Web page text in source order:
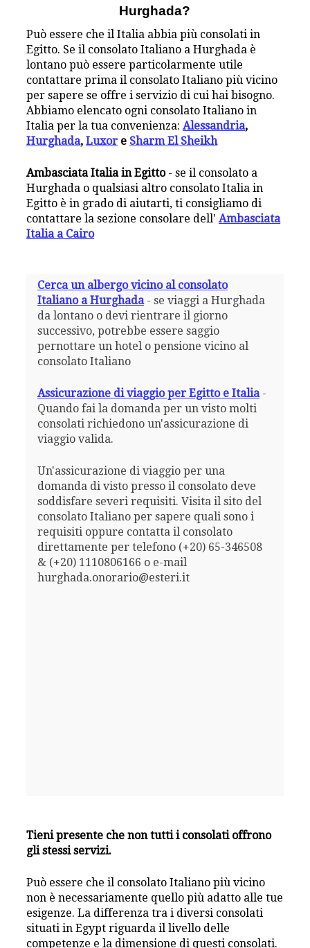
Hurghada?
Può essere che il Italia abbia più consolati in
Egitto. Se il consolato Italiano a Hurghada è
lontano può essere particolarmente utile
contattare prima il consolato Italiano più vicino
per sapere se offre i servizio di cui hai bisogno.
Abbiamo elencato ogni consolato Italiano in
Italia per la tua convenienza:Alessandria,
Hurghada,Luxor e Sharm El Sheikh
Ambasciata Italia in Egitto- se il consolato a
Hurghada o qualsiasi altro consolato Italia in
Egitto è in grado di aiutarti, ti consigliamo di
contattare la sezione consolare dell'Ambasciata
Italia a Cairo
Cerca un albergo vicino al consolato
Italiano a Hurghada- se viaggi a Hurghada
da lontano o devi rientrare il giorno
successivo, potrebbe essere saggio
pernottare un hotel o pensione vicino al
consolato Italiano
Assicurazione di viaggio per Egitto e Italia-
Quando fai la domanda per un visto molti
consolati richiedono un'assicurazione di
viaggio valida.
Un'assicurazione di viaggio per una
domanda di visto presso il consolato deve
soddisfare severi requisiti. Visita il sito del
consolato Italiano per sapere quali sono i
requisiti oppure contatta il consolato
direttamente per telefono (+20) 65-346508
& (+20) 1110806166 o e-mail
hurghada.onorario@esteri.it
Tieni presente che non tutti i consolati offrono
gli stessi servizi.
Può essere che il consolato Italiano più vicino
non è necessariamente quello più adatto alle tue
esigenze. La differenza tra i diversi consolati
situati in Egypt riguarda il livello delle
competenze e la dimensione di questi consolati.